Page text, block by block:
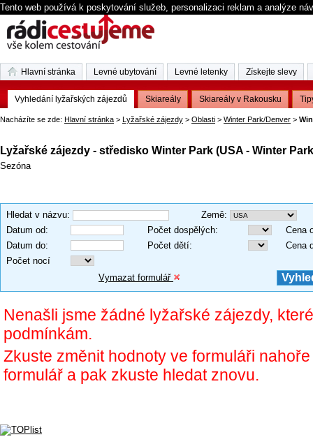
Tento web používá k poskytování služeb, personalizaci reklam a analýze
Nacházíte se zde: Hlavní stránka > Lyžařské zájezdy > Oblasti > Winter Park/Denver >
Lyžařské zájezdy - středisko Winter Park (USA - Winter
Sezóna
Hledat v názvu: Země:
Datum od: Počet dospělých:
Cena
Datum do: Počet dětí:
Cena
Počet nocí
Vymazat formulář
Nenašli jsme žádné lyžařské zájezdy,
podmínkám.
Zkuste změnit hodnoty ve formuláři
formulář a pak zkuste hledat znovu.
Hlavní stránka Levné ubytování Levné letenky Získejte slevy
Vyhledání lyžařských zájezdů Skiareály Skiareály v Rakousku